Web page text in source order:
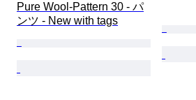
Pure Wool-Pattern 30 - パ
ンツ - New with tags